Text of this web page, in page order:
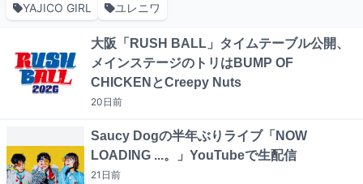
YAJICO GIRL
ユレニワ
大阪「RUSH BALL」タイムテーブル公開、
メインステージのトリはBUMP OF
CHICKENとCreepy Nuts
20日前
Saucy Dogの半年ぶりライブ「NOW
LOADING ...。」YouTubeで生配信
21日前